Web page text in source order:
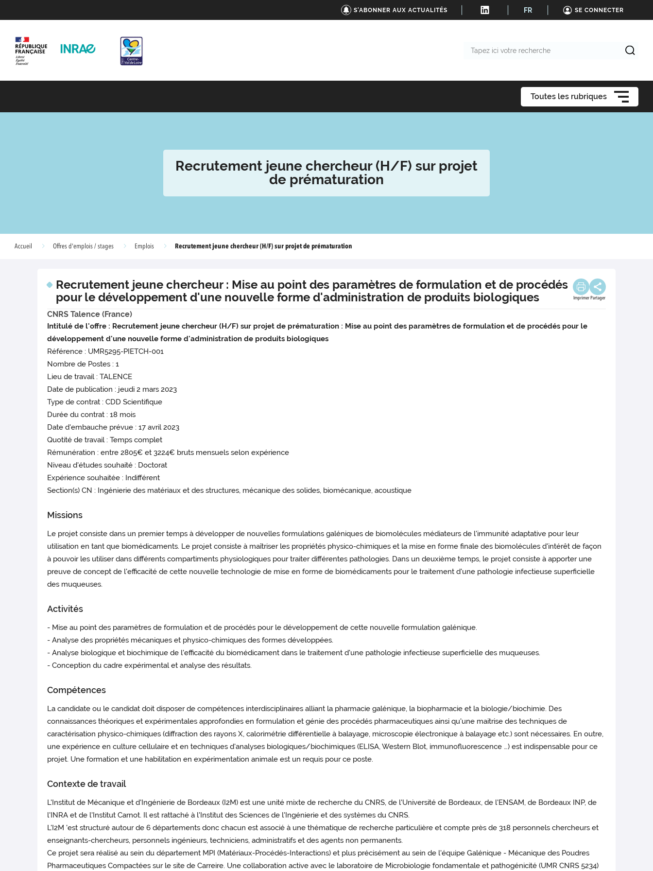
S'ABONNER AUX ACTUALITÉS FR SE CONNECTER
Toutes les rubriques
Recrutement jeune chercheur (H/F) sur projet
de prématuration
Accueil Offres d'emplois / stages Emplois Recrutement jeune chercheur (H/F) sur projet de prématuration
Recrutement jeune chercheur : Mise au point des paramètres de formulation et de procédés
pour le développement d'une nouvelle forme d'administration de produits biologiques
Imprimer Partager
CNRS Talence (France)
Intitulé de l'offre : Recrutement jeune chercheur (H/F) sur projet de prématuration : Mise au point des paramètres de formulation et de procédés pour le
développement d'une nouvelle forme d'administration de produits biologiques
Référence : UMR5295-PIETCH-001
Nombre de Postes : 1
Lieu de travail : TALENCE
Date de publication : jeudi 2 mars 2023
Type de contrat : CDD Scientifique
Durée du contrat : 18 mois
Date d'embauche prévue : 17 avril 2023
Quotité de travail : Temps complet
Rémunération : entre 2805€ et 3224€ bruts mensuels selon expérience
Niveau d'études souhaité : Doctorat
Expérience souhaitée : Indifférent
Section(s) CN : Ingénierie des matériaux et des structures, mécanique des solides, biomécanique, acoustique
Missions
Le projet consiste dans un premier temps à développer de nouvelles formulations galéniques de biomolécules médiateurs de l'immunité adaptative pour leur
utilisation en tant que biomédicaments. Le projet consiste à maîtriser les propriétés physico-chimiques et la mise en forme finale des biomolécules d'intérêt de façon
à pouvoir les utiliser dans différents compartiments physiologiques pour traiter différentes pathologies. Dans un deuxième temps, le projet consiste à apporter une
preuve de concept de l'efficacité de cette nouvelle technologie de mise en forme de biomédicaments pour le traitement d'une pathologie infectieuse superficielle
des muqueuses.
Activités
- Mise au point des paramètres de formulation et de procédés pour le développement de cette nouvelle formulation galénique.
- Analyse des propriétés mécaniques et physico-chimiques des formes développées.
- Analyse biologique et biochimique de l'efficacité du biomédicament dans le traitement d'une pathologie infectieuse superficielle des muqueuses.
- Conception du cadre expérimental et analyse des résultats.
Compétences
La candidate ou le candidat doit disposer de compétences interdisciplinaires alliant la pharmacie galénique, la biopharmacie et la biologie/biochimie. Des
connaissances théoriques et expérimentales approfondies en formulation et génie des procédés pharmaceutiques ainsi qu'une maitrise des techniques de
caractérisation physico-chimiques (diffraction des rayons X, calorimétrie différentielle à balayage, microscopie électronique à balayage etc.) sont nécessaires. En outre,
une expérience en culture cellulaire et en techniques d'analyses biologiques/biochimiques (ELISA, Western Blot, immunofluorescence …) est indispensable pour ce
projet. Une formation et une habilitation en expérimentation animale est un requis pour ce poste.
Contexte de travail
L'Institut de Mécanique et d'Ingénierie de Bordeaux (I2M) est une unité mixte de recherche du CNRS, de l'Université de Bordeaux, de l'ENSAM, de Bordeaux INP, de
l'INRA et de l'Institut Carnot. Il est rattaché à l'Institut des Sciences de l'Ingénierie et des systèmes du CNRS.
L'I2M 'est structuré autour de 6 départements donc chacun est associé à une thématique de recherche particulière et compte près de 318 personnels chercheurs et
enseignants-chercheurs, personnels ingénieurs, techniciens, administratifs et des agents non permanents.
Ce projet sera réalisé au sein du département MPI (Matériaux-Procédés-Interactions) et plus précisément au sein de l'équipe Galénique - Mécanique des Poudres
Pharmaceutiques Compactées sur le site de Carreire. Une collaboration active avec le laboratoire de Microbiologie fondamentale et pathogénicité (UMR CNRS 5234)